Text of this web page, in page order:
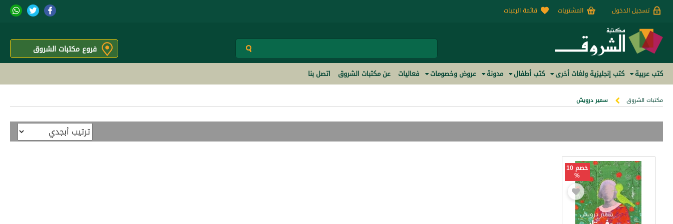
تسجيل الدخول المشتريات قائمة الرغبات
فروع مكتبات الشروق
كتب عربية كتب إنجليزية ولغات أخرى كتب أطفال مدونة عروض وخصومات فعاليات عن مكتبات الشروق اتصل بنا
مكتبات الشروق سمير درويش
خصم 10
%